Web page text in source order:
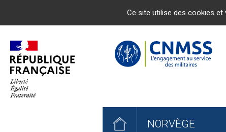
NORVÈGE
Ce site utilise des cookies